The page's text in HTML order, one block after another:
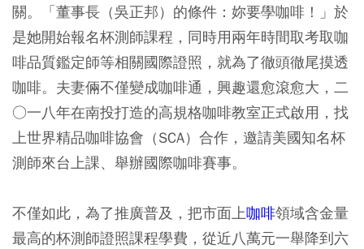
關。「董事長（吳正邦）的條件：妳要學咖啡！」於
是她開始報名杯測師課程，同時用兩年時間取考取咖
啡品質鑑定師等相關國際證照，就為了徹頭徹尾摸透
咖啡。夫妻倆不僅變成咖啡通，興趣還愈滾愈大，二
○一八年在南投打造的高規格咖啡教室正式啟用，找
上世界精品咖啡協會（SCA）合作，邀請美國知名杯
測師來台上課、舉辦國際咖啡賽事。
不僅如此，為了推廣普及，把市面上咖啡領域含金量
最高的杯測師證照課程學費，從近八萬元一舉降到六